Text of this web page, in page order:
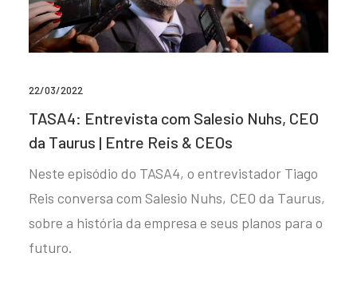
22/03/2022
TASA4: Entrevista com Salesio Nuhs, CEO
da Taurus | Entre Reis & CEOs
Neste episódio do TASA4, o entrevistador Tiago
Reis conversa com Salesio Nuhs, CEO da Taurus,
sobre a história da empresa e seus planos para o
futuro.